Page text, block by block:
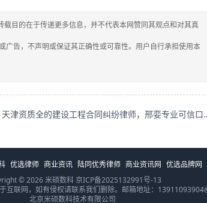
目的在于传递更多信息，并不代表本网赞同其观点和对其真
告，不声明或保证其正确性或可靠性。用户自行承担使用本
下一篇：天津资质全
优选律师 商业资讯 陆同优秀律师 商业资讯网 优选品牌网
© 2026 米硕数科京ICP备2025132991号-13
互联网，如有侵权请联系我们删除。邮箱地址：
北京米硕数科技术有限公司